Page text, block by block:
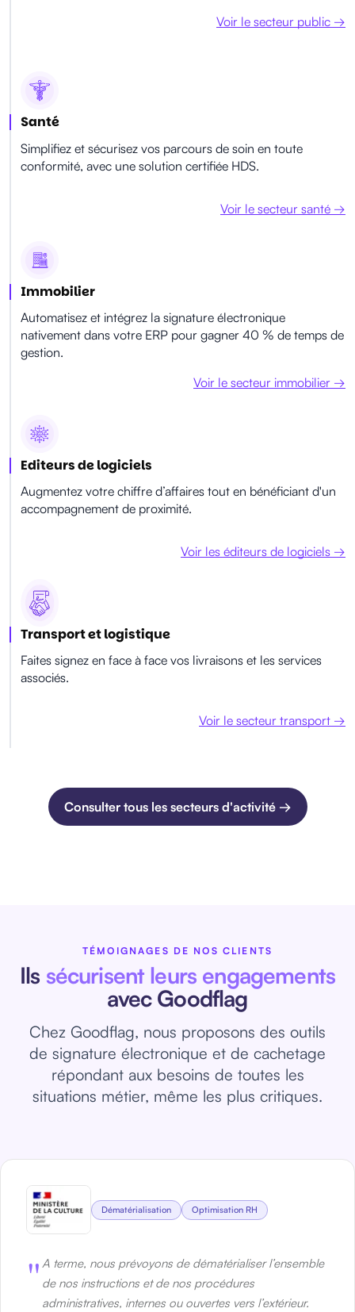
Voir le secteur public →
Santé
Simplifiez et sécurisez vos parcours de soin en toute
conformité, avec une solution certifiée HDS.
Voir le secteur santé →
Immobilier
Automatisez et intégrez la signature électronique
nativement dans votre ERP pour gagner 40 % de temps de
gestion.
Voir le secteur immobilier →
Editeurs de logiciels
Augmentez votre chiffre d’affaires tout en bénéficiant d'un
accompagnement de proximité.
Voir les éditeurs de logiciels →
Transport et logistique
Faites signez en face à face vos livraisons et les services
associés.
Voir le secteur transport →
Consulter tous les secteurs d'activité →
TÉMOIGNAGES DE NOS CLIENTS
Ils sécurisent leurs engagements
avec Goodflag
Chez Goodflag, nous proposons des outils
de signature électronique et de cachetage
répondant aux besoins de toutes les
situations métier, même les plus critiques.
Dématérialisation Optimisation RH
" A terme, nous prévoyons de dématérialiser l’ensemble
de nos instructions et de nos procédures
administratives, internes ou ouvertes vers l’extérieur.